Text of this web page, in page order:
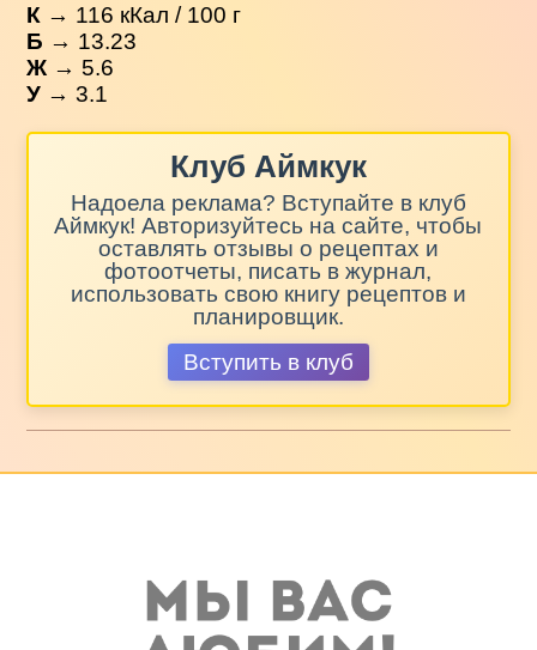
К → 116 кКал / 100 г
Б → 13.23
Ж → 5.6
У → 3.1
Клуб Аймкук
Надоела реклама? Вступайте в клуб
Аймкук! Авторизуйтесь на сайте, чтобы
оставлять отзывы о рецептах и
фотоотчеты, писать в журнал,
использовать свою книгу рецептов и
планировщик.
Вступить в клуб